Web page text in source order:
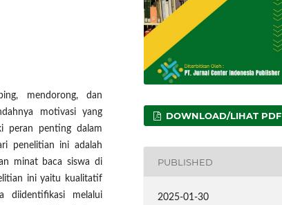
mendorong, dan
motivasi yang
peran penting dalam
penelitian ini adalah
minat baca siswa di
ini yaitu kualitatif
diidentifikasi melalui
DOWNLOAD/LIHAT PDF
PUBLISHED
2025-01-30